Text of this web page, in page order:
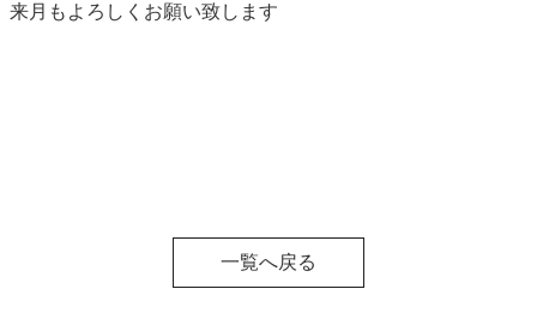
来月もよろしくお願い致します
一覧へ戻る